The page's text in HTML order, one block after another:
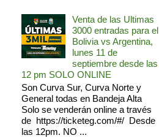
Venta de las Ultimas
3000 entradas para el
Bolivia vs Argentina,
lunes 11 de
septiembre desde las
12 pm SOLO ONLINE
Son Curva Sur, Curva Norte y
General todas en Bandeja Alta
Solo se venderán online a través
de https://ticketeg.com/#/ Desde
las 12pm. NO ...